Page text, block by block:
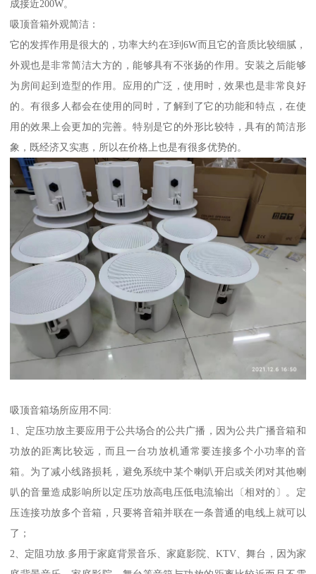
成接近200W。
吸顶音箱外观简洁：
它的发挥作用是很大的，功率大约在3到6W而且它的音质比较细腻，
外观也是非常简洁大方的，能够具有不张扬的作用。安装之后能够
为房间起到造型的作用。应用的广泛，使用时，效果也是非常良好
的。有很多人都会在使用的同时，了解到了它的功能和特点，在使
用的效果上会更加的完善。特别是它的外形比较特，具有的简洁形
象，既经济又实惠，所以在价格上也是有很多优势的。
吸顶音箱场所应用不同:
1、定压功放主要应用于公共场合的公共广播，因为公共广播音箱和
功放的距离比较远，而且一台功放机通常要连接多个小功率的音
箱。为了减小线路损耗，避免系统中某个喇叭开启或关闭对其他喇
叭的音量造成影响所以定压功放高电压低电流输出〔相对的〕。定
压连接功放多个音箱，只要将音箱并联在一条普通的电线上就可以
了；
2、定阻功放.多用于家庭背景音乐、家庭影院、KTV、舞台，因为家